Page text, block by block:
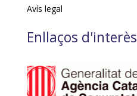
Avís legal
Enllaços d'interès